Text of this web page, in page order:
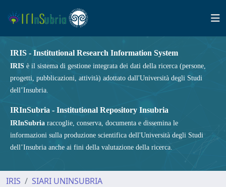
IRIS - Institutional Research Information System
IRIS è il sistema di gestione integrata dei dati della ricerca (persone,
progetti, pubblicazioni, attività) adottato dall'Università degli Studi
dell’Insubria.
IRInSubria - Institutional Repository Insubria
IRInSubria raccoglie, conserva, documenta e dissemina le
informazioni sulla produzione scientifica dell'Università degli Studi
dell’Insubria anche ai fini della valutazione della ricerca.
IRIS
SIARI UNINSUBRIA